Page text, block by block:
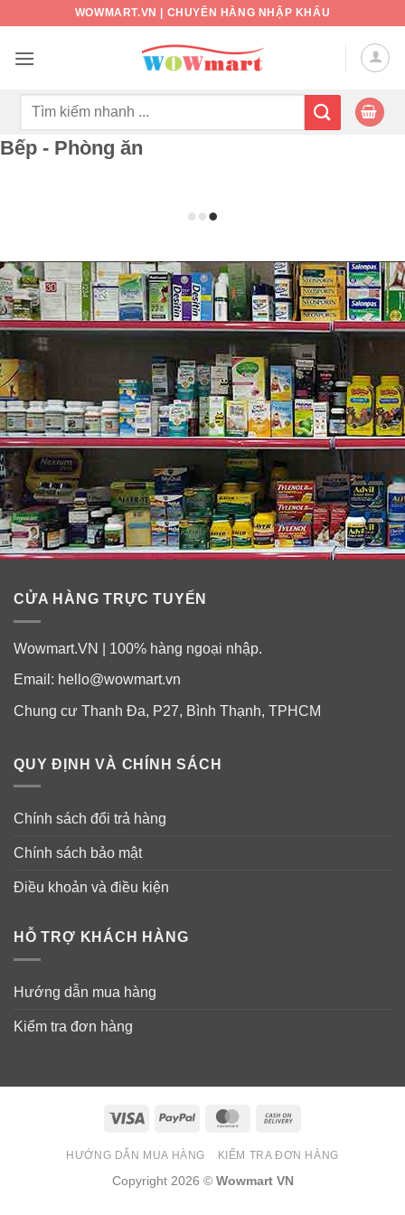
nội
WOWMART.VN | CHUYÊN HÀNG NHẬP KHẨU
Tìm
Bếp - Phòng ăn
CỬA HÀNG TRỰC TUYẾN
Wowmart.VN | 100% hàng ngoại nhập.
Email: hello@wowmart.vn
Chung cư Thanh Đa, P27, Bình Thạnh, TPHCM
QUY ĐỊNH VÀ CHÍNH SÁCH
Chính sách đổi trả hàng
Chính sách bảo mật
Điều khoản và điều kiện
HỖ TRỢ KHÁCH HÀNG
Hướng dẫn mua hàng
Kiểm tra đơn hàng
Visa PayPal MasterCard
Delivery
HƯỚNG DẪN MUA HÀNG KIỂM TRA ĐƠN HÀNG
Copyright 2026 © Wowmart VN